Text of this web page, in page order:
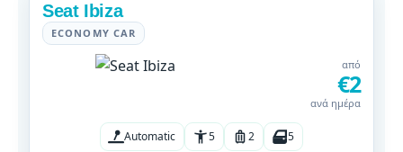
Seat Ibiza
ECONOMY CAR
από
€2
ανά ημέρα
Automatic 5 2 5